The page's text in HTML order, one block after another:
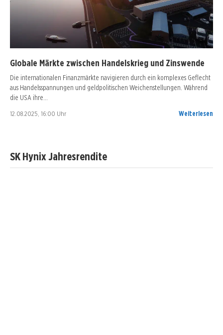
Globale Märkte zwischen Handelskrieg und Zinswende
Die internationalen Finanzmärkte navigieren durch ein komplexes Geflecht
aus Handelsspannungen und geldpolitischen Weichenstellungen. Während
die USA ihre…
12.08.2025, 16:00 Uhr Weiterlesen
SK Hynix Jahresrendite